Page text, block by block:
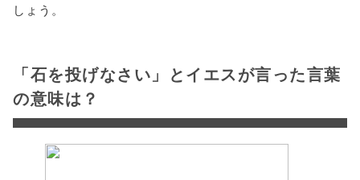
しょう。
「石を投げなさい」とイエスが言った言葉
の意味は？